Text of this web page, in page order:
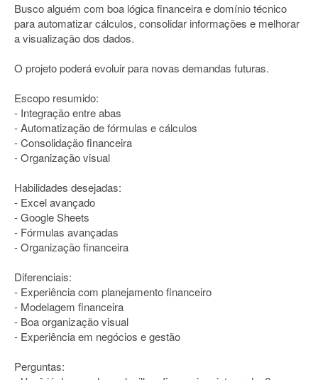
Busco alguém com boa lógica financeira e domínio técnico
para automatizar cálculos, consolidar informações e melhorar
a visualização dos dados.
O projeto poderá evoluir para novas demandas futuras.
Escopo resumido:
- Integração entre abas
- Automatização de fórmulas e cálculos
- Consolidação financeira
- Organização visual
Habilidades desejadas:
- Excel avançado
- Google Sheets
- Fórmulas avançadas
- Organização financeira
Diferenciais:
- Experiência com planejamento financeiro
- Modelagem financeira
- Boa organização visual
- Experiência em negócios e gestão
Perguntas: